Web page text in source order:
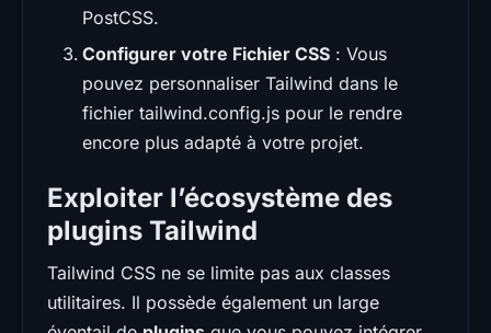
PostCSS.
Configurer votre Fichier CSS : Vous
pouvez personnaliser Tailwind dans le
fichier tailwind.config.js pour le rendre
encore plus adapté à votre projet.
Exploiter l’écosystème des
plugins Tailwind
Tailwind CSS ne se limite pas aux classes
utilitaires. Il possède également un large